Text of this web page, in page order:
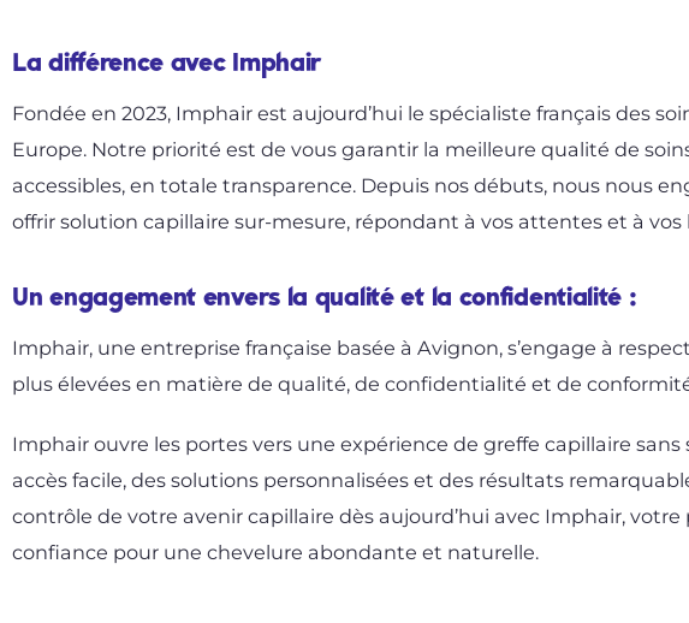
La différence avec Imphair
Fondée en 2023, Imphair est aujourd’hui le spécialiste français des
Europe. Notre priorité est de vous garantir la meilleure qualité de
accessibles, en totale transparence. Depuis nos débuts, nous nous
offrir solution capillaire sur-mesure, répondant à vos attentes et à vos
Un engagement envers la qualité et la confidentialité :
Imphair, une entreprise française basée à Avignon, s’engage à
plus élevées en matière de qualité, de confidentialité et de
Imphair ouvre les portes vers une expérience de greffe capillaire sans
accès facile, des solutions personnalisées et des résultats
contrôle de votre avenir capillaire dès aujourd’hui avec Imphair,
confiance pour une chevelure abondante et naturelle.